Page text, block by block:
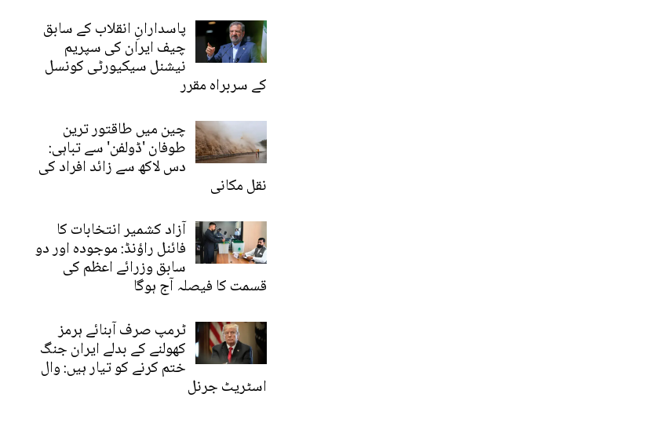
پاسدارانِ انقلاب کے سابق
چیف ایران کی سپریم
نیشنل سیکیورٹی کونسل
کے سربراہ مقرر
چین میں طاقتور ترین
طوفان 'ڈولفن' سے تباہی:
دس لاکھ سے زائد افراد کی
نقل مکانی
آزاد کشمیر انتخابات کا
فائنل راؤنڈ: موجودہ اور دو
سابق وزرائے اعظم کی
قسمت کا فیصلہ آج ہوگا
ٹرمپ صرف آبنائے ہرمز
کھولنے کے بدلے ایران جنگ
ختم کرنے کو تیار ہیں: وال
اسٹریٹ جرنل